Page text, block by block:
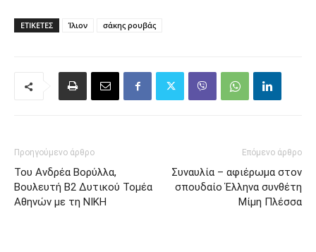
ΕΤΙΚΈΤΕΣ Ίλιον σάκης ρουβάς
Προηγούμενο άρθρο
Του Ανδρέα Βορύλλα,
Βουλευτή Β2 Δυτικού Τομέα
Αθηνών με τη ΝΙΚΗ
Επόμενο άρθρο
Συναυλία – αφιέρωμα στον
σπουδαίο Έλληνα συνθέτη
Μίμη Πλέσσα